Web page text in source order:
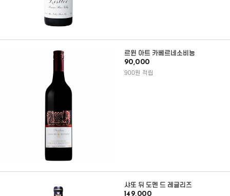
르윈 아트 카베르네소비뇽
90,000
900원 적립
샤또 뒤 도멘 드 레글리즈
149,000